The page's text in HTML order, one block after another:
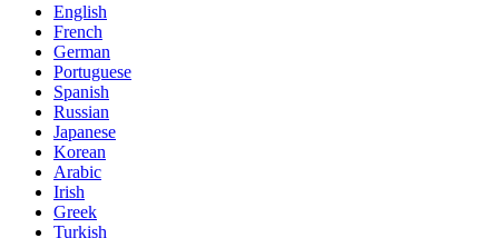
English
French
German
Portuguese
Spanish
Russian
Japanese
Korean
Arabic
Irish
Greek
Turkish